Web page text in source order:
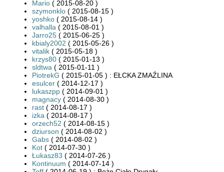
Mario ( 2015-08-20 )
szymonklo ( 2015-08-15 )
yoshko ( 2015-08-14 )
valhalla ( 2015-08-01 )
Jarro25 ( 2015-06-25 )
kbialy2002 ( 2015-05-26 )
vitalik ( 2015-05-18 )
krzys80 ( 2015-01-13 )
sldtwa ( 2015-01-11 )
PiotrekG ( 2015-01-05 ) : EŁCKA ZMAŹLINA
esulcer ( 2014-12-17 )
lukaszpp ( 2014-09-01 )
magnacy ( 2014-08-30 )
rast ( 2014-08-17 )
izka ( 2014-08-17 )
orzech52 ( 2014-08-15 )
dziurson ( 2014-08-02 )
Gabs ( 2014-08-02 )
Kot ( 2014-07-30 )
Łukasz83 ( 2014-07-26 )
Kontinuum ( 2014-07-14 )